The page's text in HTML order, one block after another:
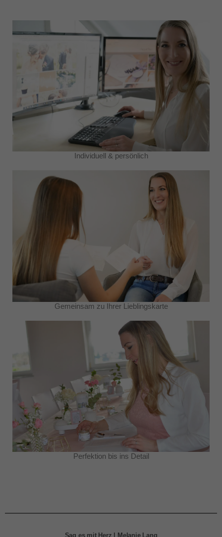
Individuell & persönlich
Gemeinsam zu Ihrer Lieblingskarte
Perfektion bis ins Detail
Sag es mit Herz | Melanie Lang